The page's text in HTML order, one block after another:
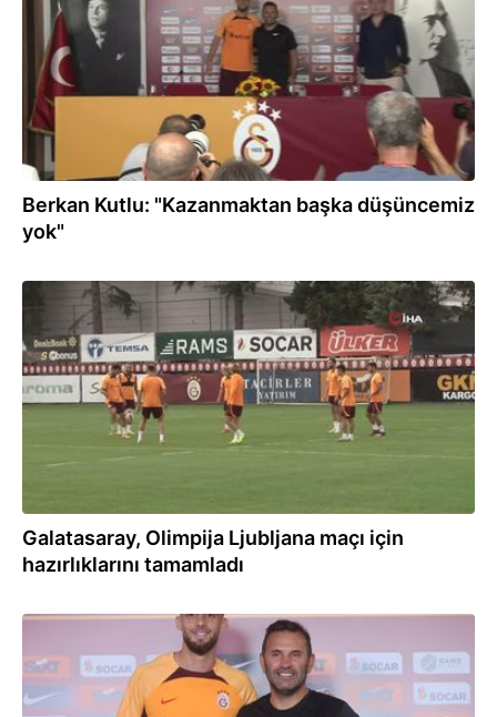
Berkan Kutlu: "Kazanmaktan başka düşüncemiz
yok"
14.08.2023
Galatasaray, Olimpija Ljubljana maçı için
hazırlıklarını tamamladı